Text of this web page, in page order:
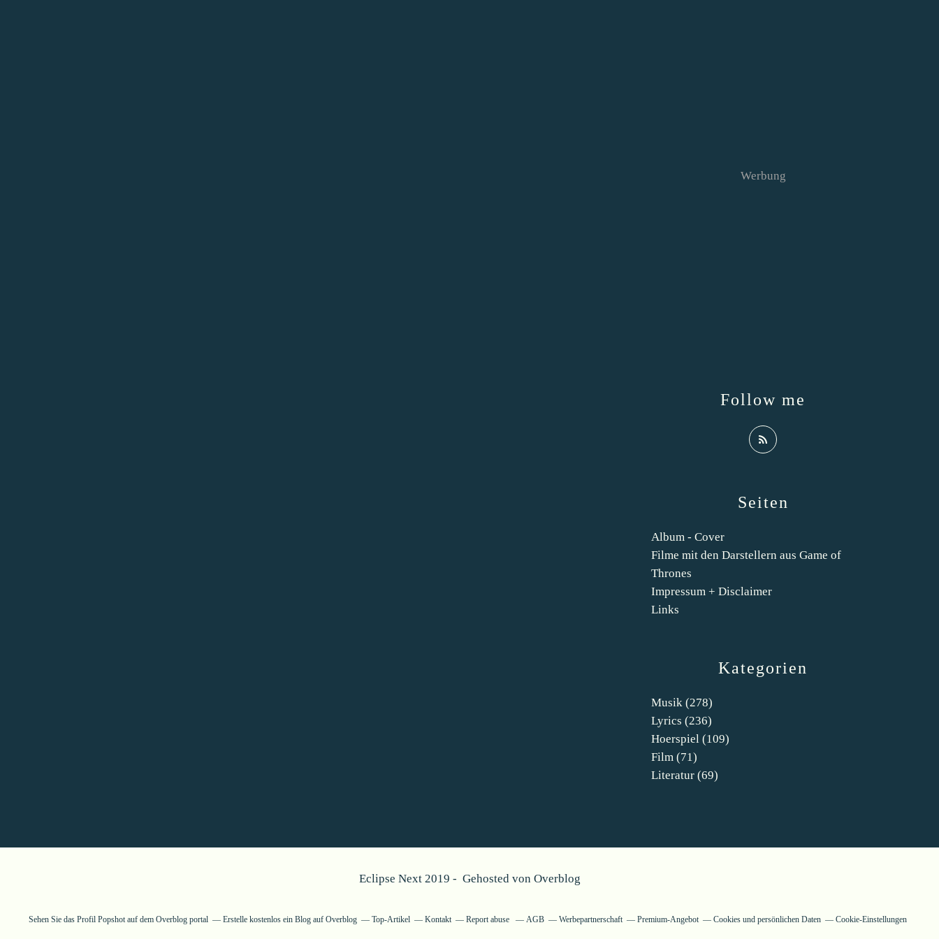
Kategorien
Musik (278)
Lyrics (236)
Hoerspiel (109)
Film (71)
Literatur (69)
Seiten
Album - Cover
Filme mit den Darstellern aus Game of
Thrones
Impressum + Disclaimer
Links
Follow me
Werbung
Eclipse Next 2019 - Gehosted von Overblog
Sehen Sie das Profil Popshotauf dem Overblog portal Erstelle kostenlos ein Blog auf Overblog Top-Artikel Kontakt Report abuse AGB Werbepartnerschaft Premium-Angebot Cookies und persönlichen Daten Cookie-Einstellungen